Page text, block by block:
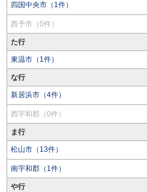
四国中央市（1件）
西予市（0件）
た行
東温市（1件）
な行
新居浜市（4件）
西宇和郡（0件）
ま行
松山市（13件）
南宇和郡（1件）
や行